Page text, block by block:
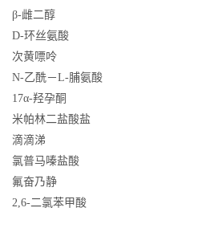
β-雌二醇
D-环丝氨酸
次黄嘌呤
N-乙酰－L-脯氨酸
17α-羟孕酮
米帕林二盐酸盐
滴滴涕
氯普马嗪盐酸
氟奋乃静
2,6-二氯苯甲酸